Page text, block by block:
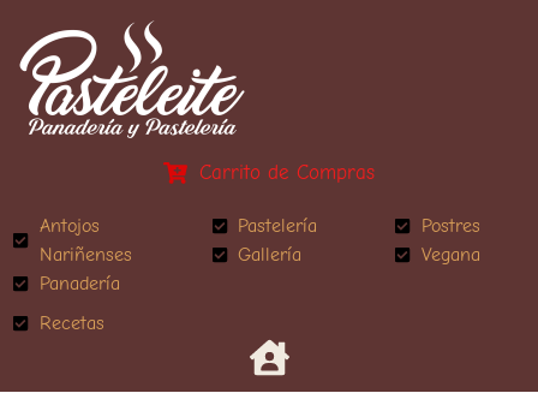
Carrito de Compras
Antojos
Nariñenses
Panadería
Pastelería
Gallería
Postres
Vegana
Recetas